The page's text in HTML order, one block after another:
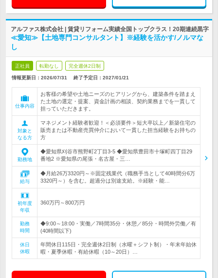
アルファス株式会社 | 賃貸リフォーム実績全国トップクラス！20期連続黒字
≪愛知≫【土地専門コンサルタント】※経験を活かす/ノルマな
し
正社員 転勤なし 完全週休2日制
情報更新日：2026/07/31 終了予定日： 2027/01/21
仕事内容
お客様の希望や土地ニーズのヒアリングから、建築条件を踏まえ
た土地の選定・提案、資金計画の相談、契約業務までを一貫して
担っていただきます。
対象と
なる方
マネジメント経験者歓迎！＜必須要件＞短大卒以上／新築住宅の
販売または不動産売買仲介において一貫した担当経験をお持ちの
方
勤務地
◆愛知県刈谷市熊野町2丁目3-5 ◆愛知県豊田市十塚町四丁目29
番地2 ※愛知県の尾張・名古屋・三…
給与
◆月給26万3320円～※固定残業代（職務手当として40時間分6万
3320円～）を含む。超過分は別途支給。※経験・能…
初年度
年収
360万円～800万円
勤務
時間
◆9:00～18:00・実働／7時間35分・休憩／85分・時間外労働／有
(40時間以下)
休日
休暇
年間休日115日・完全週休2日制（水曜＋シフト制）・年末年始休
暇・夏季休暇・有給休暇（10～20日）…